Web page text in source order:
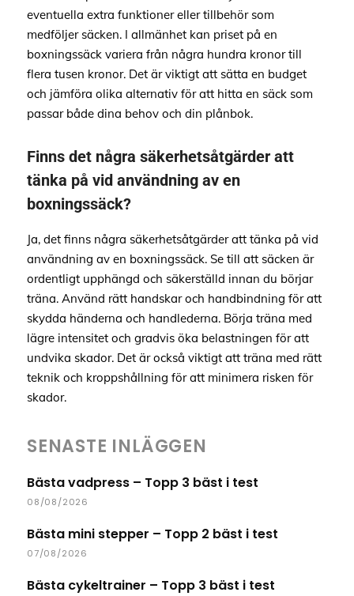
eventuella extra funktioner eller tillbehör som
medföljer säcken. I allmänhet kan priset på en
boxningssäck variera från några hundra kronor till
flera tusen kronor. Det är viktigt att sätta en budget
och jämföra olika alternativ för att hitta en säck som
passar både dina behov och din plånbok.
Finns det några säkerhetsåtgärder att
tänka på vid användning av en
boxningssäck?
Ja, det finns några säkerhetsåtgärder att tänka på vid
användning av en boxningssäck. Se till att säcken är
ordentligt upphängd och säkerställd innan du börjar
träna. Använd rätt handskar och handbindning för att
skydda händerna och handlederna. Börja träna med
lägre intensitet och gradvis öka belastningen för att
undvika skador. Det är också viktigt att träna med rätt
teknik och kroppshållning för att minimera risken för
skador.
SENASTE INLÄGGEN
Bästa vadpress – Topp 3 bäst i test
08/08/2026
Bästa mini stepper – Topp 2 bäst i test
07/08/2026
Bästa cykeltrainer – Topp 3 bäst i test